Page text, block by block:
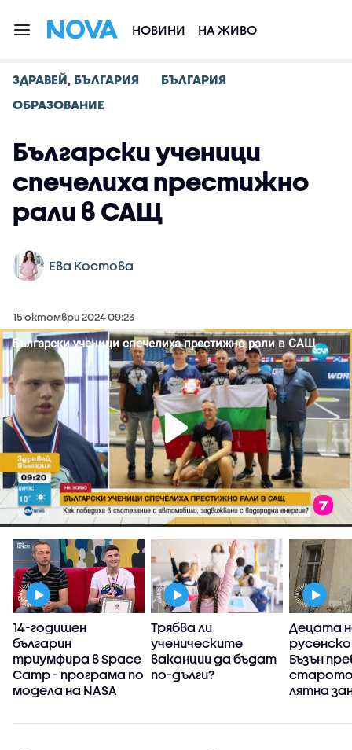
НОВИНИ НА ЖИВО
ЗДРАВЕЙ, БЪЛГАРИЯ
БЪЛГАРИЯ
ОБРАЗОВАНИЕ
Български ученици
спечелиха престижно
рали в САЩ
Ева Костова
15 октомври 2024 09:23
14-годишен
българин
триумфира в Space
Camp - програма по
модела на NASA
Трябва ли
ученическите
ваканции да бъдат
по-дълги?
Децата
Бъзън
старото
лятна